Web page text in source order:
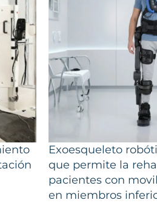
Exoesqueleto
que permite la
pacientes con
en miembros